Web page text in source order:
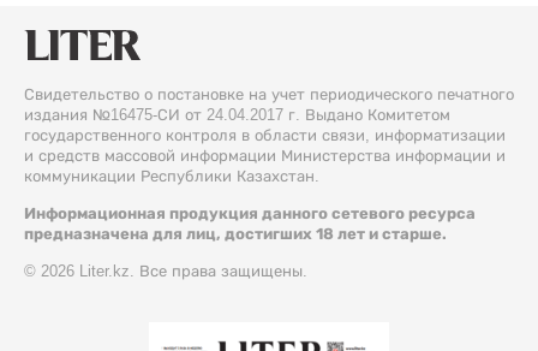
Свидетельство о постановке на учет периодического печатного
издания №16475-СИ от 24.04.2017 г. Выдано Комитетом
государственного контроля в области связи, информатизации
и средств массовой информации Министерства информации и
коммуникации Республики Казахстан.
Информационная продукция данного сетевого ресурса
предназначена для лиц, достигших 18 лет и старше.
© 2026 Liter.kz. Все права защищены.